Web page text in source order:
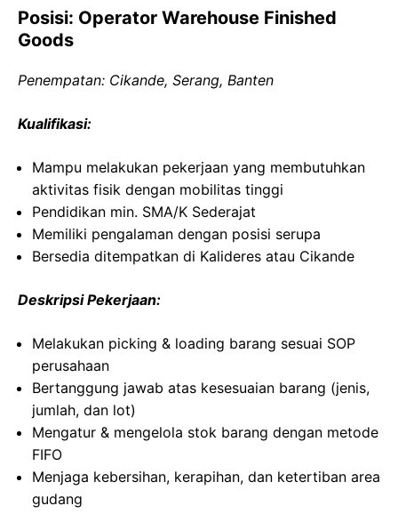
Posisi: Operator Warehouse Finished
Goods
Penempatan: Cikande, Serang, Banten
Kualifikasi:
Mampu melakukan pekerjaan yang membutuhkan
aktivitas fisik dengan mobilitas tinggi
Pendidikan min. SMA/K Sederajat
Memiliki pengalaman dengan posisi serupa
Bersedia ditempatkan di Kalideres atau Cikande
Deskripsi Pekerjaan:
Melakukan picking & loading barang sesuai SOP
perusahaan
Bertanggung jawab atas kesesuaian barang (jenis,
jumlah, dan lot)
Mengatur & mengelola stok barang dengan metode
FIFO
Menjaga kebersihan, kerapihan, dan ketertiban area
gudang